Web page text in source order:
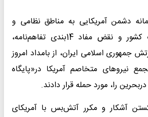
دشمن آمریکایی به مناطق نظامی و
غیرنظامی در جنوب کشور و نقض مفاد 14بندی تفاهم‌نامه،
جمهوری اسلامی ایران، از بامداد امروز
نیروهای متخاصم آمریکا در«پایگاه
را، مورد حمله قرار دادند.
آشکار و مکرر آتش‌بس با آمریکای